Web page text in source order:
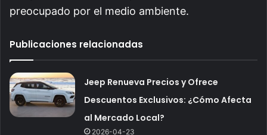
preocupado por el medio ambiente.
Publicaciones relacionadas
Jeep Renueva Precios y Ofrece
Descuentos Exclusivos: ¿Cómo Afecta
al Mercado Local?
2026-04-23